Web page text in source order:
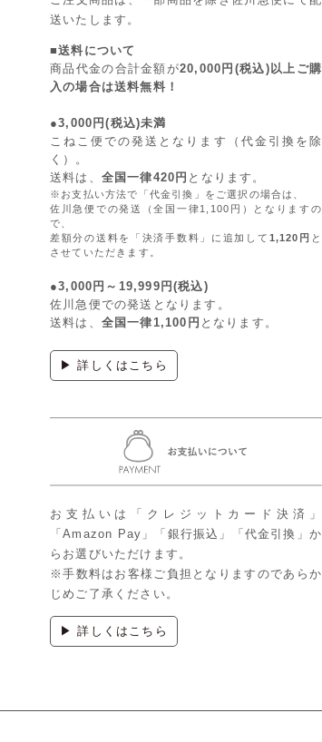
送いたします。
■送料について
商品代金の合計金額が20,000円(税込)以上ご購
入の場合は送料無料！
●3,000円(税込)未満
こねこ便での発送となります（代金引換を除
く）。
送料は、 全国一律420円 となります。
※お支払い方法で「代金引換」をご選択の場合は、
佐川急便での発送（全国一律1,100円）となりますの
で、
差額分の送料を「決済手数料」に追加して 1,120円 と
させていただきます。
●3,000円～19,999円(税込)
佐川急便での発送となります。
送料は、 全国一律1,100円 となります。
▶ 詳しくはこちら
お支払いは「クレジットカード決済」
「Amazon Pay」「銀行振込」「代金引換」か
らお選びいただけます。
※手数料はお客様ご負担となりますのであらか
じめご了承ください。
▶ 詳しくはこちら